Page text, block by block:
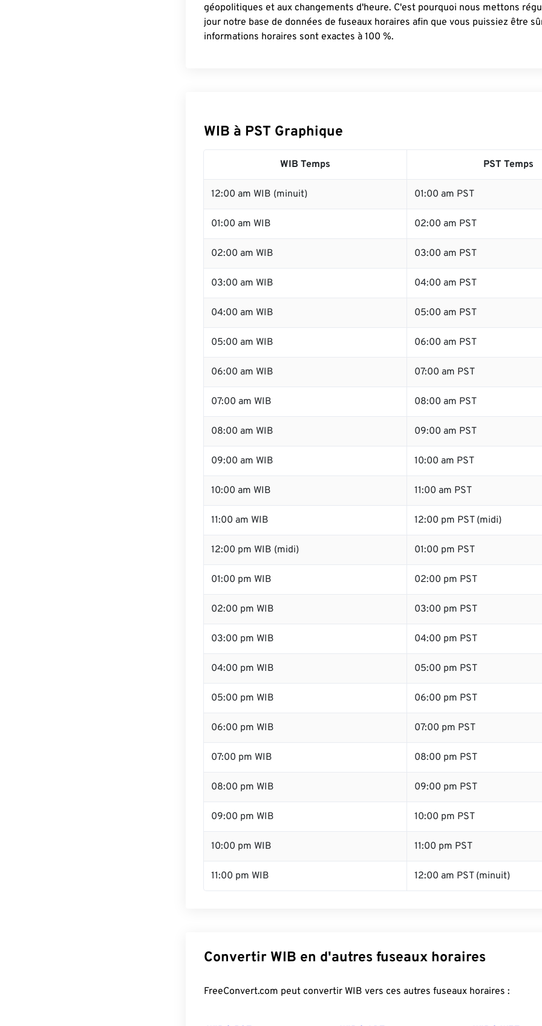
géopolitiques et aux changements d'heure. C'est pourquoi nous mettons
jour notre base de données de fuseaux horaires afin que vous puissiez être
informations horaires sont exactes à 100 %.
WIB à PST Graphique
WIB Temps PST Temps
12:00 am WIB (minuit) 01:00 am PST
01:00 am WIB 02:00 am PST
02:00 am WIB 03:00 am PST
03:00 am WIB 04:00 am PST
04:00 am WIB 05:00 am PST
05:00 am WIB 06:00 am PST
06:00 am WIB 07:00 am PST
07:00 am WIB 08:00 am PST
08:00 am WIB 09:00 am PST
09:00 am WIB 10:00 am PST
10:00 am WIB 11:00 am PST
11:00 am WIB 12:00 pm PST (midi)
12:00 pm WIB (midi) 01:00 pm PST
01:00 pm WIB 02:00 pm PST
02:00 pm WIB 03:00 pm PST
03:00 pm WIB 04:00 pm PST
04:00 pm WIB 05:00 pm PST
05:00 pm WIB 06:00 pm PST
06:00 pm WIB 07:00 pm PST
07:00 pm WIB 08:00 pm PST
08:00 pm WIB 09:00 pm PST
09:00 pm WIB 10:00 pm PST
10:00 pm WIB 11:00 pm PST
11:00 pm WIB 12:00 am PST (minuit)
Convertir WIB en d'autres fuseaux horaires
FreeConvert.com peut convertir WIB vers ces autres fuseaux horaires :